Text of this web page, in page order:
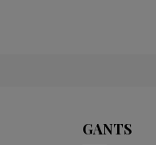
GANTS